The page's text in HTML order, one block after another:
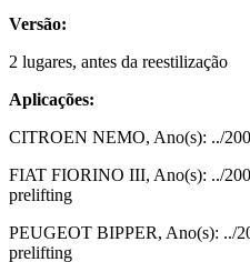
Versão:
2 lugares, antes da reestilização
Aplicações:
CITROEN NEMO, Ano(s): ../
FIAT FIORINO III, Ano(s): ../
prelifting
PEUGEOT BIPPER, Ano(s): ../
prelifting